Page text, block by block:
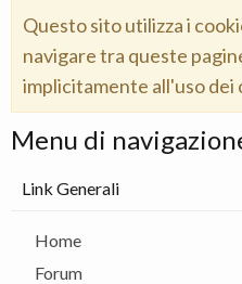
Questo sito utilizza i
navigare tra queste
implicitamente all'uso dei
Menu di
Link Generali
Home
Forum